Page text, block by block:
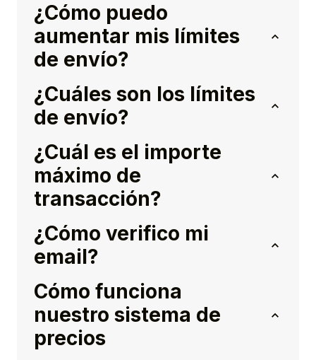
¿Cómo puedo
aumentar mis límites
de envío?
¿Cuáles son los límites
de envío?
¿Cuál es el importe
máximo de
transacción?
¿Cómo verifico mi
email?
Cómo funciona
nuestro sistema de
precios